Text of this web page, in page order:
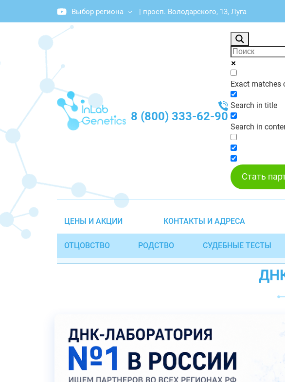
Выбор региона | просп. Володарского, 13, Луга
8 (800) 333-62-90
Exact matches
Search in title
Search in
Стать
ЦЕНЫ И АКЦИИ КОНТАКТЫ И АДРЕСА
ОТЦОВСТВО РОДСТВО СУДЕБНЫЕ ТЕСТЫ